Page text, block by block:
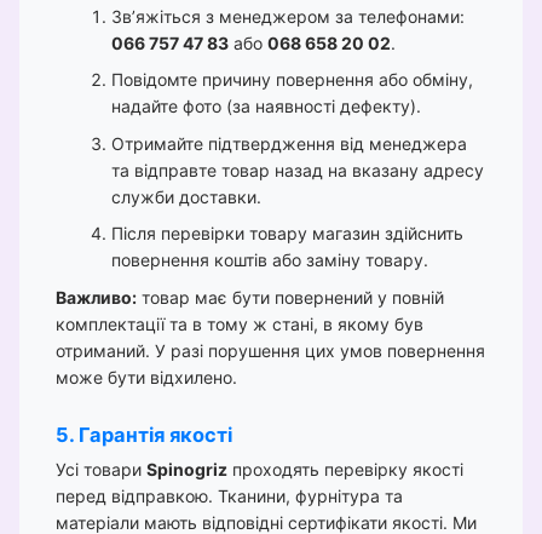
Зв’яжіться з менеджером за телефонами:
066 757 47 83 або 068 658 20 02.
Повідомте причину повернення або обміну,
надайте фото (за наявності дефекту).
Отримайте підтвердження від менеджера
та відправте товар назад на вказану адресу
служби доставки.
Після перевірки товару магазин здійснить
повернення коштів або заміну товару.
Важливо: товар має бути повернений у повній
комплектації та в тому ж стані, в якому був
отриманий. У разі порушення цих умов повернення
може бути відхилено.
5. Гарантія якості
Усі товари Spinogriz проходять перевірку якості
перед відправкою. Тканини, фурнітура та
матеріали мають відповідні сертифікати якості. Ми